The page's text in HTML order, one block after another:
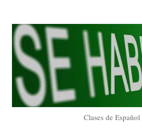
Clases de Español